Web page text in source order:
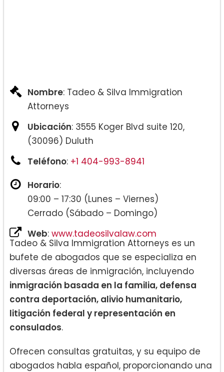
Nombre: Tadeo & Silva Immigration
Attorneys
Ubicación: 3555 Koger Blvd suite 120,
(30096) Duluth
Teléfono: +1 404-993-8941
Horario:
09:00 – 17:30 (Lunes – Viernes)
Cerrado (Sábado – Domingo)
Web: www.tadeosilvalaw.com
Tadeo & Silva Immigration Attorneys es un
bufete de abogados que se especializa en
diversas áreas de inmigración, incluyendo
inmigración basada en la familia, defensa
contra deportación, alivio humanitario,
litigación federal y representación en
consulados.
Ofrecen consultas gratuitas, y su equipo de
abogados habla español, proporcionando una